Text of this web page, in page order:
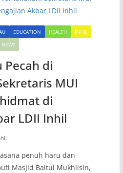
EDUCATION HEALTH
INHIL
NEWS
Pecah di
MUI
di
LDII Inhil
penuh haru dan
Masjid Baitul Mukhlisin,